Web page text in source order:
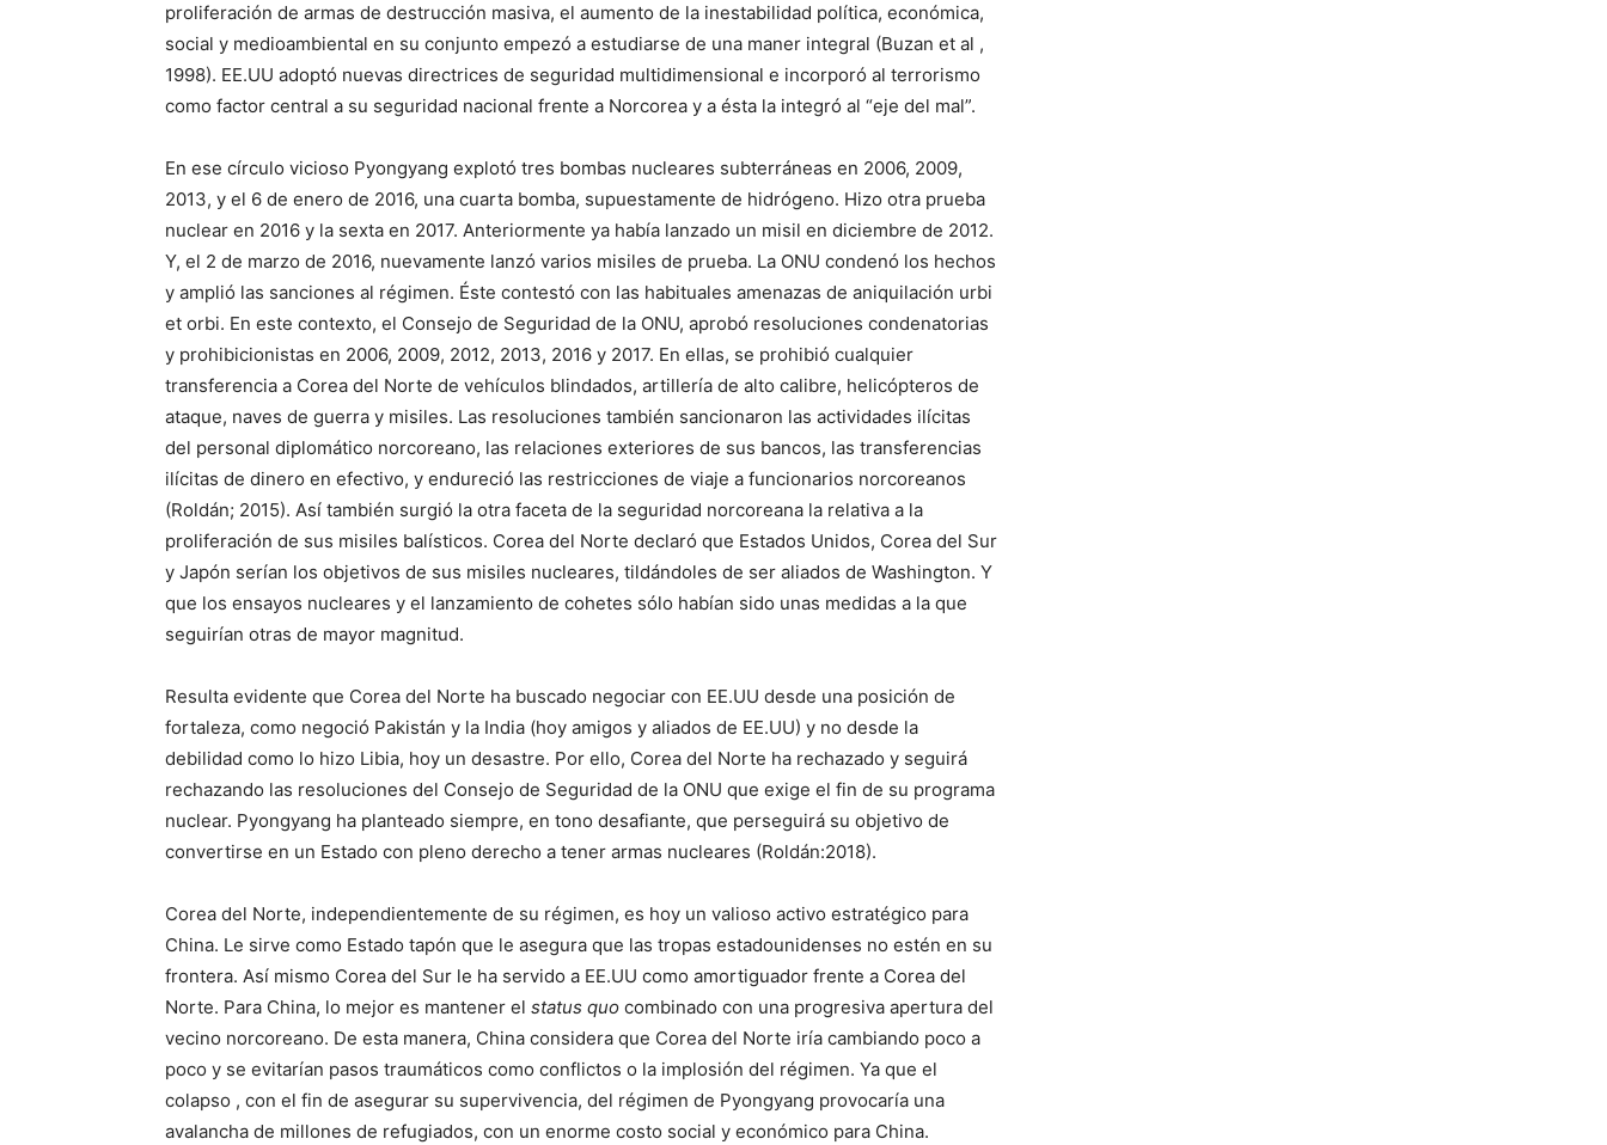
proliferación de armas de destrucción masiva, el aumento de la inestabilidad política, económica,
social y medioambiental en su conjunto empezó a estudiarse de una maner integral (Buzan et al ,
1998). EE.UU adoptó nuevas directrices de seguridad multidimensional e incorporó al terrorismo
como factor central a su seguridad nacional frente a Norcorea y a ésta la integró al “eje del mal”.
En ese círculo vicioso Pyongyang explotó tres bombas nucleares subterráneas en 2006, 2009,
2013, y el 6 de enero de 2016, una cuarta bomba, supuestamente de hidrógeno. Hizo otra prueba
nuclear en 2016 y la sexta en 2017. Anteriormente ya había lanzado un misil en diciembre de 2012.
Y, el 2 de marzo de 2016, nuevamente lanzó varios misiles de prueba. La ONU condenó los hechos
y amplió las sanciones al régimen. Éste contestó con las habituales amenazas de aniquilación urbi
et orbi. En este contexto, el Consejo de Seguridad de la ONU, aprobó resoluciones condenatorias
y prohibicionistas en 2006, 2009, 2012, 2013, 2016 y 2017. En ellas, se prohibió cualquier
transferencia a Corea del Norte de vehículos blindados, artillería de alto calibre, helicópteros de
ataque, naves de guerra y misiles. Las resoluciones también sancionaron las actividades ilícitas
del personal diplomático norcoreano, las relaciones exteriores de sus bancos, las transferencias
ilícitas de dinero en efectivo, y endureció las restricciones de viaje a funcionarios norcoreanos
(Roldán; 2015). Así también surgió la otra faceta de la seguridad norcoreana la relativa a la
proliferación de sus misiles balísticos. Corea del Norte declaró que Estados Unidos, Corea del Sur
y Japón serían los objetivos de sus misiles nucleares, tildándoles de ser aliados de Washington. Y
que los ensayos nucleares y el lanzamiento de cohetes sólo habían sido unas medidas a la que
seguirían otras de mayor magnitud.
Resulta evidente que Corea del Norte ha buscado negociar con EE.UU desde una posición de
fortaleza, como negoció Pakistán y la India (hoy amigos y aliados de EE.UU) y no desde la
debilidad como lo hizo Libia, hoy un desastre. Por ello, Corea del Norte ha rechazado y seguirá
rechazando las resoluciones del Consejo de Seguridad de la ONU que exige el fin de su programa
nuclear. Pyongyang ha planteado siempre, en tono desafiante, que perseguirá su objetivo de
convertirse en un Estado con pleno derecho a tener armas nucleares (Roldán:2018).
Corea del Norte, independientemente de su régimen, es hoy un valioso activo estratégico para
China. Le sirve como Estado tapón que le asegura que las tropas estadounidenses no estén en su
frontera. Así mismo Corea del Sur le ha servido a EE.UU como amortiguador frente a Corea del
Norte. Para China, lo mejor es mantener el status quo combinado con una progresiva apertura del
vecino norcoreano. De esta manera, China considera que Corea del Norte iría cambiando poco a
poco y se evitarían pasos traumáticos como conflictos o la implosión del régimen. Ya que el
colapso , con el fin de asegurar su supervivencia, del régimen de Pyongyang provocaría una
avalancha de millones de refugiados, con un enorme costo social y económico para China.